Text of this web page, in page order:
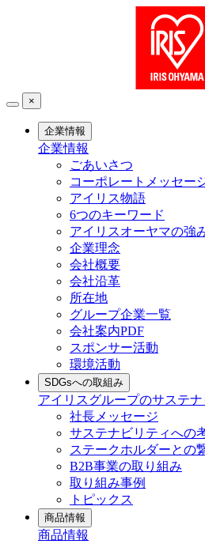
×
企業情報
企業情報
ごあいさつ
コーポレートメッセー
アイリス物語
6つのキーワード
アイリスオーヤマの強
企業理念
会社概要
会社沿革
所在地
グループ企業一覧
会社案内PDF
スポンサー活動
環境活動
SDGsへの取組み
アイリスグループのサステナ
社長メッセージ
サステナビリティへの
ステークホルダーとの
B2B事業の取り組み
取り組み事例
トピックス
商品情報
商品情報